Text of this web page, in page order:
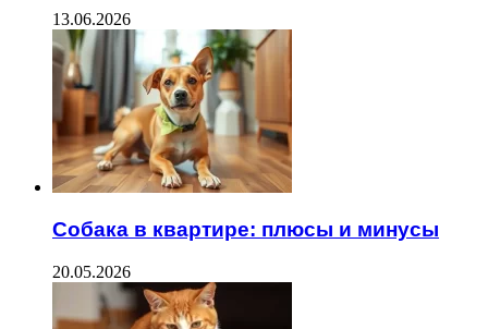
13.06.2026
Собака в квартире: плюсы и минусы
20.05.2026